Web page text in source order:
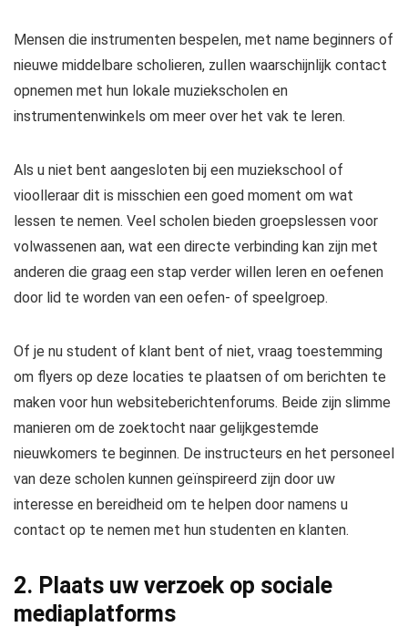
Mensen die instrumenten bespelen, met name beginners of
nieuwe middelbare scholieren, zullen waarschijnlijk contact
opnemen met hun lokale muziekscholen en
instrumentenwinkels om meer over het vak te leren.
Als u niet bent aangesloten bij een muziekschool of
vioolleraar dit is misschien een goed moment om wat
lessen te nemen. Veel scholen bieden groepslessen voor
volwassenen aan, wat een directe verbinding kan zijn met
anderen die graag een stap verder willen leren en oefenen
door lid te worden van een oefen- of speelgroep.
Of je nu student of klant bent of niet, vraag toestemming
om flyers op deze locaties te plaatsen of om berichten te
maken voor hun websiteberichtenforums. Beide zijn slimme
manieren om de zoektocht naar gelijkgestemde
nieuwkomers te beginnen. De instructeurs en het personeel
van deze scholen kunnen geïnspireerd zijn door uw
interesse en bereidheid om te helpen door namens u
contact op te nemen met hun studenten en klanten.
2. Plaats uw verzoek op sociale
mediaplatforms